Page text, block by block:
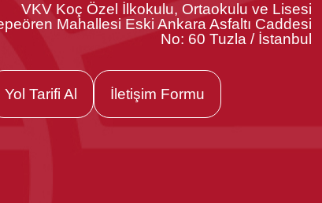
VKV Koç Özel İlkokulu, Ortaokulu ve Lisesi
Mahallesi Eski Ankara Asfaltı Caddesi
No: 60 Tuzla / İstanbul
Yol Tarifi Al İletişim Formu